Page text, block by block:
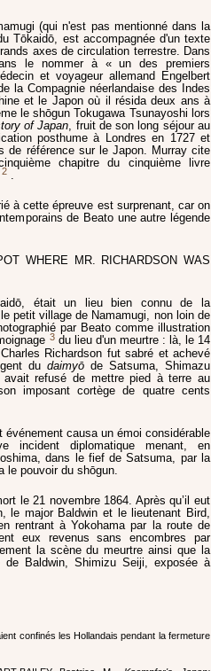
(qui n'est pas mentionné dans la
Tōkaidō, est accompagnée d'un texte
axes de circulation terrestre. Dans
le nommer à « un des premiers
et voyageur allemand Engelbert
la Compagnie néerlandaise des Indes
et le Japon où il résida deux ans à
le shōgun Tokugawa Tsunayoshi lors
of Japan, fruit de son long séjour au
posthume à Londres en 1727 et
de référence sur le Japon. Murray cite
chapitre du cinquième livre
2 .
à cette épreuve est surprenant, car on
de Beato une autre légende
WHERE MR. RICHARDSON WAS
était un lieu bien connu de la
petit village de Namamugi, non loin de
par Beato comme illustration
3 du lieu d'un meurtre : là, le 14
Richardson fut sabré et achevé
dudaimyō de Satsuma, Shimazu
refusé de mettre pied à terre au
imposant cortège de quatre cents
causa un émoi considérable
incident diplomatique menant, en
dans le fief de Satsuma, par la
le pouvoir du shōgun.
le 21 novembre 1864. Après qu’il eut
le major Baldwin et le lieutenant Bird,
rentrant à Yokohama par la route de
eux revenus sans encombres par
la scène du meurtre ainsi que la
de Baldwin, Shimizu Seiji, exposée à
confinés les Hollandais pendant la fermeture